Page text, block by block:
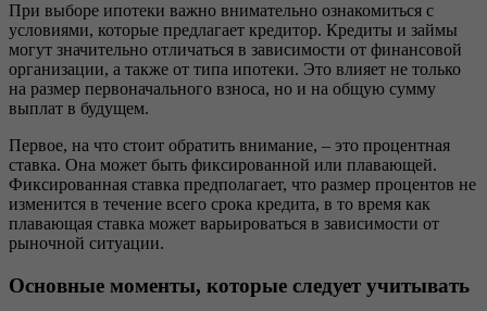
При выборе ипотеки важно внимательно ознакомиться с
условиями, которые предлагает кредитор. Кредиты и займы
могут значительно отличаться в зависимости от финансовой
организации, а также от типа ипотеки. Это влияет не только
на размер первоначального взноса, но и на общую сумму
выплат в будущем.
Первое, на что стоит обратить внимание, – это процентная
ставка. Она может быть фиксированной или плавающей.
Фиксированная ставка предполагает, что размер процентов не
изменится в течение всего срока кредита, в то время как
плавающая ставка может варьироваться в зависимости от
рыночной ситуации.
Основные моменты, которые следует учитывать